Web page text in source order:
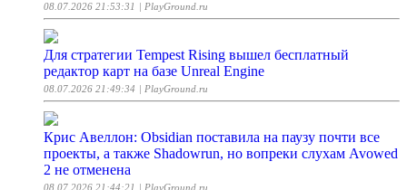
08.07.2026 21:53:31 | PlayGround.ru
Для стратегии Tempest Rising вышел бесплатный
редактор карт на базе Unreal Engine
08.07.2026 21:49:34 | PlayGround.ru
Крис Авеллон: Obsidian поставила на паузу почти все
проекты, а также Shadowrun, но вопреки слухам Avowed
2 не отменена
08.07.2026 21:44:21 | PlayGround.ru